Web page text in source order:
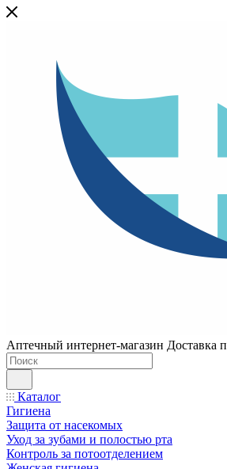
Аптечный интернет-магазин Доставка
Каталог
Гигиена
Защита от насекомых
Уход за зубами и полостью рта
Контроль за потоотделением